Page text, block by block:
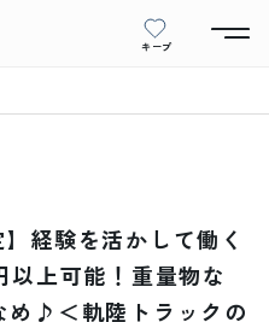
キープ
経験を活かして働く
上可能！重量物な
め♪＜軌陸トラックの